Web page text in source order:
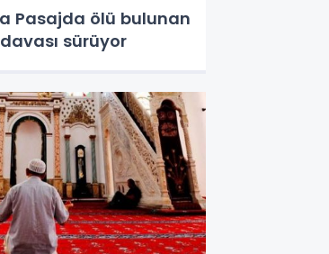
Pasajda ölü bulunan
sürüyor